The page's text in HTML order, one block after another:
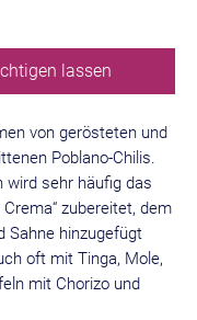
lassen
von gerösteten und
Poblano-Chilis.
wird sehr häufig das
zubereitet, dem
Sahne hinzugefügt
oft mit Tinga, Mole,
mit Chorizo und